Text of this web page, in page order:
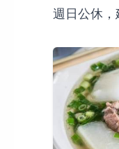
週日公休